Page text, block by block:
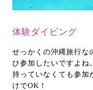
体験ダイビング
せっかくの沖縄旅行な
ひ参加したいですよね
持っていなくても参加
けでOK！